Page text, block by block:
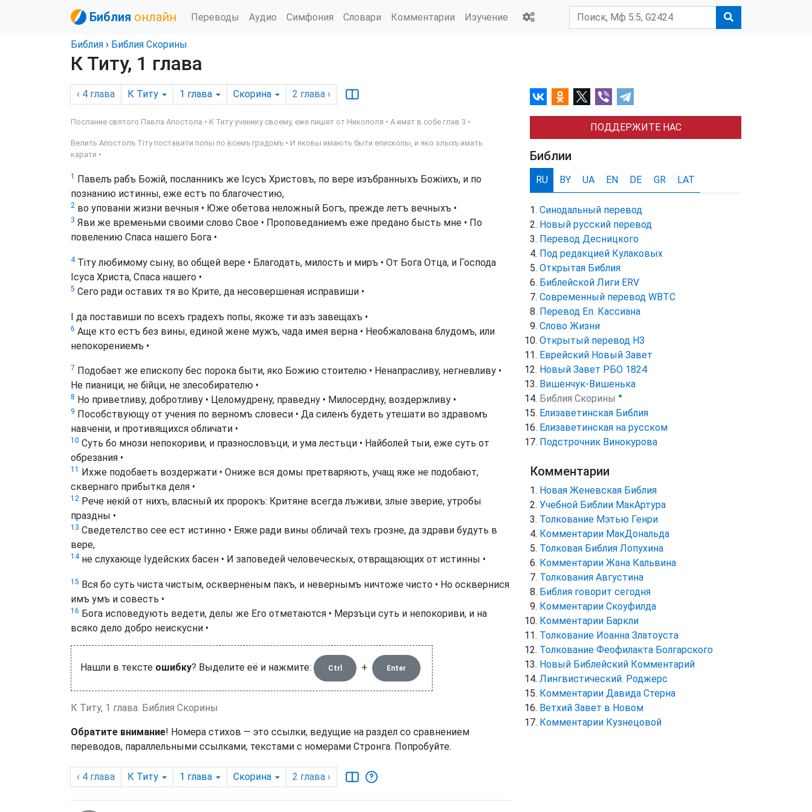
Библия онлайн Переводы Аудио Симфония Словари Комментарии Изучение
Библия › Библия Скорины
К Титу, 1 глава
‹ 4 глава К Титу 1 глава Скорина 2 глава ›
Послание святого Павла Апостола • К Титу ученику своему, еже пишет от Никополя • А имат в собе глав 3 •
Велить Апостолъ Тіту поставити попы по всемъ градомъ • И яковы имають быти епископы, и яко злыхъ имать
карати •
1
Павелъ рабъ Божій, посланникъ же Ісусъ Христовъ, по вере изъбранныхъ Божіихъ, и по
познанию истинны, еже естъ по благочестию,
2 во упованіи жизни вечныя • Юже обетова неложный Богъ, прежде летъ вечныхъ •
3 Яви же временьми своими слово Свое • Проповеданиемъ еже предано бысть мне • По
повелению Спаса нашего Бога •
4Тіту любимому сыну, во общей вере • Благодать, милость и миръ • От Бога Отца, и Господа
Ісуса Христа, Спаса нашего •
5 Сего ради оставих тя во Крите, да несовершеная исправиши •
І да поставиши по всехъ градехъ попы, якоже ти азъ завещахъ •
6 Аще кто естъ без вины, единой жене мужъ, чада имея верна • Необжалована блудомъ, или
непокорениемъ •
7 Подобает же епископу бес порока быти, яко Божию стоителю • Ненапрасливу, негневливу •
Не пианици, не бійци, не злесобирателю •
8 Но приветливу, добротливу • Целомудрену, праведну • Милосердну, воздержливу •
9 Пособствующу от учения по верномъ словеси • Да силенъ будеть утешати во здравомъ
навченіи, и противящихся обличати •
10 Суть бо мнози непокориви, и празнословъци, и ума лестьци • Найболей тыи, еже суть от
обрезания •
11
Ихже подобаеть воздержати • Ониже вся домы претваряють, учащ яже не подобают,
сквернаго прибытка деля •
12 Рече некій от нихъ, власный их пророкъ: Критяне всегда лъживи, злые зверие, утробы
праздны •
13 Сведетелство сее ест истинно • Еяже ради вины обличай техъ грозне, да здрави будуть в
вере,
14не слухающе Іудейских басен • И заповедей человеческых, отвращающих от истинны •
15 Вся бо суть чиста чистым, оскверненым пакъ, и невернымъ ничтоже чисто • Но осквернися
имъ умъ и совесть •
16 Бога исповедують ведети, делы же Его отметаются • Мерзъци суть и непокориви, и на
всяко дело добро неискусни •
Нашли в тексте ошибку? Выделите её и нажмите: Ctrl + Enter
К Титу, 1 глава. Библия Скорины
Обратите внимание! Номера стихов — это ссылки, ведущие на раздел со сравнением
переводов, параллельными ссылками, текстами с номерами Стронга. Попробуйте.
‹ 4 глава К Титу 1 глава Скорина 2 глава ›
ПОДДЕРЖИТЕ НАС
Библии
RU BY UA EN DE GR LAT
Синодальный перевод
Новый русский перевод
Перевод Десницкого
Под редакцией Кулаковых
Открытая Библия
Библейской Лиги ERV
Cовременный перевод WBTC
Перевод Еп. Кассиана
Слово Жизни
Открытый перевод НЗ
Еврейский Новый Завет
Новый Завет РБО 1824
Вишенчук-Вишенька
Библия Скорины ●
Елизаветинская Библия
Елизаветинская на русском
Подстрочник Винокурова
Комментарии
Новая Женевская Библия
Учебной Библии МакАртура
Толкование Мэтью Генри
Комментарии МакДональда
Толковая Библия Лопухина
Комментарии Жана Кальвина
Толкования Августина
Библия говорит сегодня
Комментарии Скоуфилда
Комментарии Баркли
Толкование Иоанна Златоуста
Толкование Феофилакта Болгарского
Новый Библейский Комментарий
Лингвистический. Роджерс
Комментарии Давида Стерна
Ветхий Завет в Новом
Комментарии Кузнецовой